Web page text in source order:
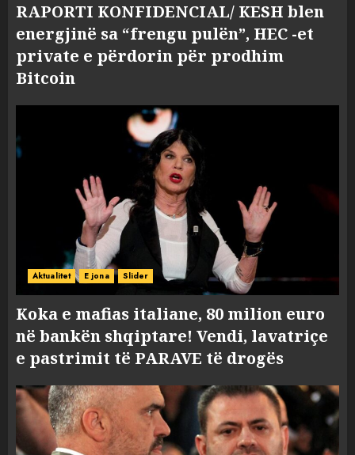
RAPORTI KONFIDENCIAL/ KESH blen
energjinë sa “frengu pulën”, HEC -et
private e përdorin për prodhim
Bitcoin
Aktualitet E jona Slider
Koka e mafias italiane, 80 milion euro
në bankën shqiptare! Vendi, lavatriçe
e pastrimit të PARAVE të drogës